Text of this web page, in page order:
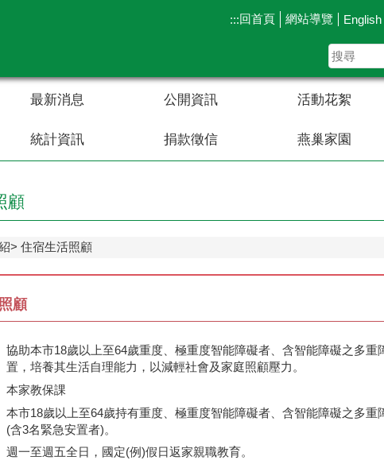
:::回首頁 網站導覽 English
最新消息 公開資訊 活動花絮
統計資訊 捐款徵信 燕巢家園
顧
住宿生活照顧
顧
協助本市18歲以上至64歲重度、極重度智能障礙者、含智能障礙之多重
置，培養其生活自理能力，以減輕社會及家庭照顧壓力。
本家教保課
本市18歲以上至64歲持有重度、極重度智能障礙者、含智能障礙之多重
(含3名緊急安置者)。
週一至週五全日，國定(例)假日返家親職教育。